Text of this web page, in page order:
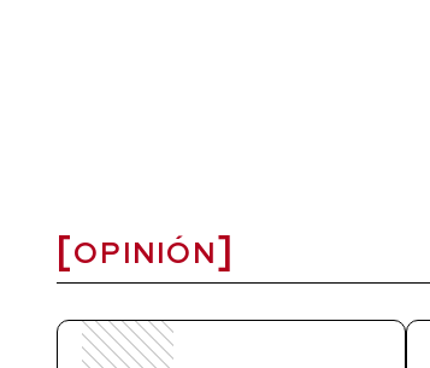
OPINIÓN